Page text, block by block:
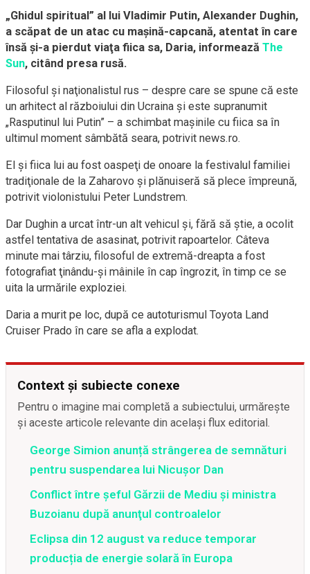
„Ghidul spiritual” al lui Vladimir Putin, Alexander Dughin,
a scăpat de un atac cu maşină-capcană, atentat în care
însă şi-a pierdut viaţa fiica sa, Daria, informează The
Sun, citând presa rusă.
Filosoful şi naţionalistul rus – despre care se spune că este
un arhitect al războiului din Ucraina şi este supranumit
„Rasputinul lui Putin” – a schimbat maşinile cu fiica sa în
ultimul moment sâmbătă seara, potrivit news.ro.
El şi fiica lui au fost oaspeţi de onoare la festivalul familiei
tradiţionale de la Zaharovo şi plănuiseră să plece împreună,
potrivit violonistului Peter Lundstrem.
Dar Dughin a urcat într-un alt vehicul şi, fără să ştie, a ocolit
astfel tentativa de asasinat, potrivit rapoartelor. Câteva
minute mai târziu, filosoful de extremă-dreapta a fost
fotografiat ţinându-şi mâinile în cap îngrozit, în timp ce se
uita la urmările exploziei.
Daria a murit pe loc, după ce autoturismul Toyota Land
Cruiser Prado în care se afla a explodat.
Context și subiecte conexe
Pentru o imagine mai completă a subiectului, urmărește
și aceste articole relevante din același flux editorial.
George Simion anunță strângerea de semnături
pentru suspendarea lui Nicușor Dan
Conflict între şeful Gărzii de Mediu şi ministra
Buzoianu după anunţul controalelor
Eclipsa din 12 august va reduce temporar
producția de energie solară în Europa